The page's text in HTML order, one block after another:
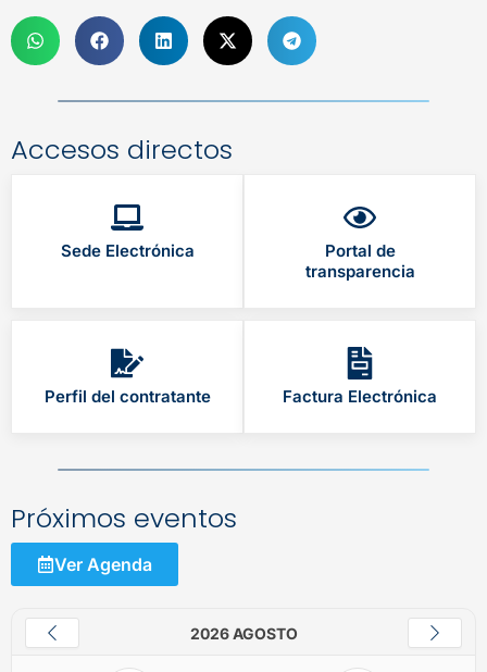
Accesos directos
Sede Electrónica
Portal de
transparencia
Perfil del contratante Factura Electrónica
Próximos eventos
Ver Agenda
2026 AGOSTO